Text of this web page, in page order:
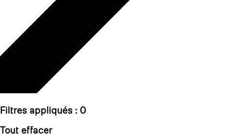
Filtres appliqués : 0
Tout effacer